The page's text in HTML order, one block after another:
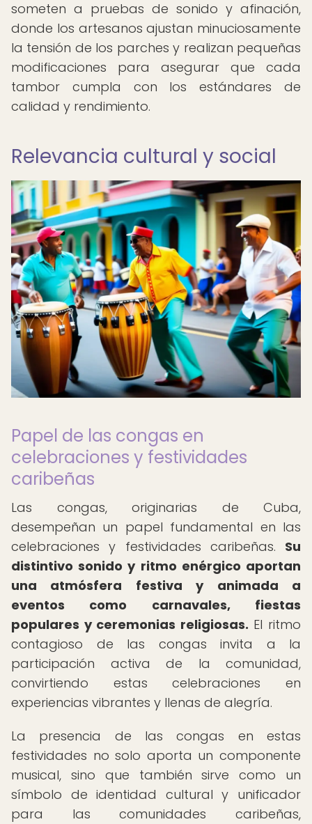
someten a pruebas de sonido y afinación,
donde los artesanos ajustan minuciosamente
la tensión de los parches y realizan pequeñas
modificaciones para asegurar que cada
tambor cumpla con los estándares de
calidad y rendimiento.
Relevancia cultural y social
Papel de las congas en
celebraciones y festividades
caribeñas
Las congas, originarias de Cuba,
desempeñan un papel fundamental en las
celebraciones y festividades caribeñas. Su
distintivo sonido y ritmo enérgico aportan
una atmósfera festiva y animada a
eventos como carnavales, fiestas
populares y ceremonias religiosas. El ritmo
contagioso de las congas invita a la
participación activa de la comunidad,
convirtiendo estas celebraciones en
experiencias vibrantes y llenas de alegría.
La presencia de las congas en estas
festividades no solo aporta un componente
musical, sino que también sirve como un
símbolo de identidad cultural y unificador
para las comunidades caribeñas,